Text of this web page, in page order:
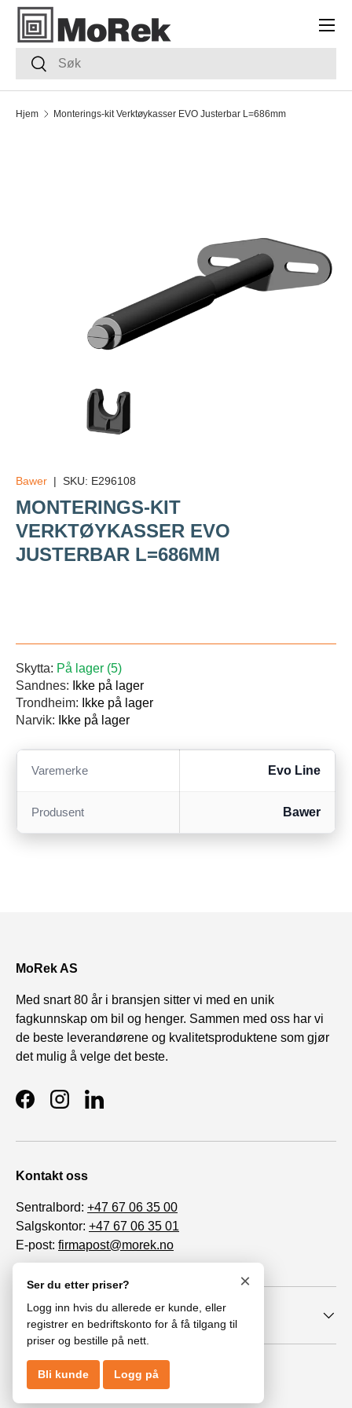
HOPP TIL INNHOLDET
SøkSøk
Meny
Hjem Monterings-kit Verktøykasser EVO Justerbar L=686mm
Bawer | SKU: E296108
MONTERINGS-KIT
VERKTØYKASSER EVO
JUSTERBAR L=686MM
Skytta: På lager (5)
Sandnes:
Ikke på lager
Trondheim:
Ikke på lager
Narvik:
Ikke på lager
Varemerke Evo Line
Produsent Bawer
MoRek AS
Med snart 80 år i bransjen sitter vi med en unik
fagkunnskap om bil og henger. Sammen med oss har vi
de beste leverandørene og kvalitetsproduktene som gjør
det mulig å velge det beste.
FacebookInstagramLinkedIn
Kontakt oss
Sentralbord: +47 67 06 35 00
Salgskontor: +47 67 06 35 01
E-post: firmapost@morek.no
Informasjon
© 2026MoRek AS
×
Ser du etter priser?
Logg inn hvis du allerede er kunde, eller
registrer en bedriftskonto for å få tilgang til
priser og bestille på nett.
Bli kunde Logg på